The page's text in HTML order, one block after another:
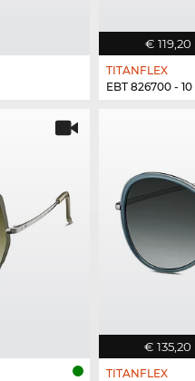
€ 119,20
TITANFLEX
EBT 826700 - 10
€ 135,20
TITANFLEX